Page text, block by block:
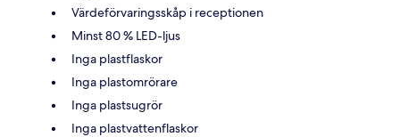
Värdeförvaringsskåp i receptionen
Minst 80 % LED-ljus
Inga plastflaskor
Inga plastomrörare
Inga plastsugrör
Inga plastvattenflaskor